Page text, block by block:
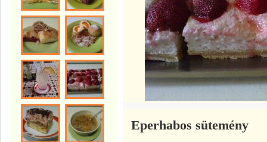
Eperhabos sütemény